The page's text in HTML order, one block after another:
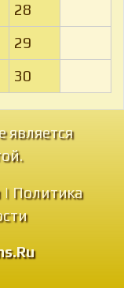
28
29
30
является
| Политика